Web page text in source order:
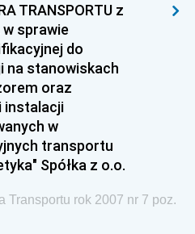
TRANSPORTU z
sprawie
do
na stanowiskach
oraz
instalacji
w
transportu
Spółka z o.o.
Transportu rok 2007 nr 7 poz.